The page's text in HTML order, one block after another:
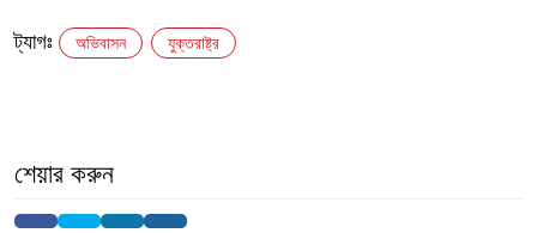
ট্যাগঃ অভিবাসন যুক্তরাষ্ট্র
শেয়ার করুন